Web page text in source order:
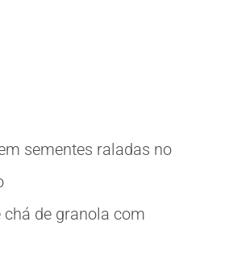
sementes raladas no
chá de granola com